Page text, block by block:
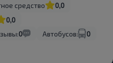
средство
0,0
0,0
0 Автобусов:
0